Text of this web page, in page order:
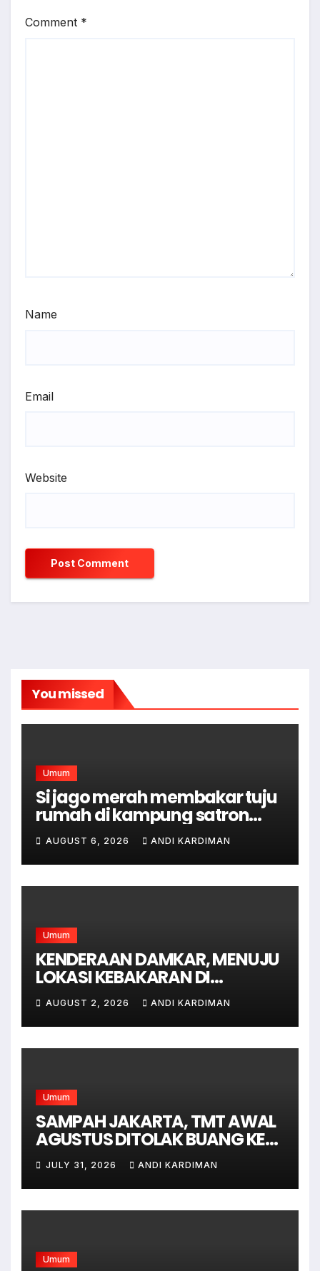
Comment *
Name
Email
Website
You missed
Umum
Si jago merah membakar tuju
rumah di kampung satron
sodonghilir .
AUGUST 6, 2026 ANDI KARDIMAN
Umum
KENDERAAN DAMKAR, MENUJU
LOKASI KEBAKARAN DI
JAGAKARSA JAKARTA
SELATAN
AUGUST 2, 2026 ANDI KARDIMAN
Umum
SAMPAH JAKARTA, TMT AWAL
AGUSTUS DITOLAK BUANG KE
BANTAR GEBANG
JULY 31, 2026 ANDI KARDIMAN
Umum